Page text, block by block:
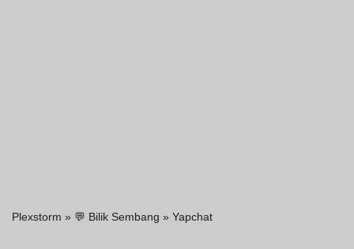
Plexstorm » 💬 Bilik Sembang » Yapchat